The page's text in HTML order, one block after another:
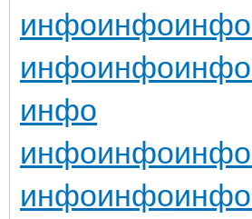
инфоинфоинфо
инфоинфоинфо
инфо
инфоинфоинфо
инфоинфоинфо